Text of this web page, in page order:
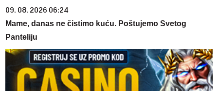
09. 08. 2026 06:24
Mame, danas ne čistimo kuću. Poštujemo Svetog
Panteliju